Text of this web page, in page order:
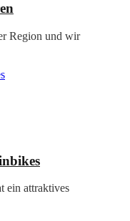
Region und wir
ein attraktives